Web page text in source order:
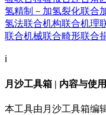
氢精制－加氢裂化联合
氢法联合机构联合机理
联合机械联合畸形联合
ℹ️
月沙工具箱 | 内容与使
本工具由月沙工具箱编